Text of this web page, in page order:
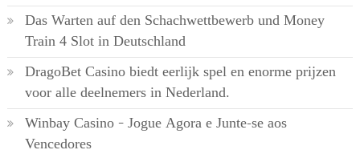
Das Warten auf den Schachwettbewerb und Money
Train 4 Slot in Deutschland
DragoBet Casino biedt eerlijk spel en enorme prijzen
voor alle deelnemers in Nederland.
Winbay Casino – Jogue Agora e Junte-se aos
Vencedores